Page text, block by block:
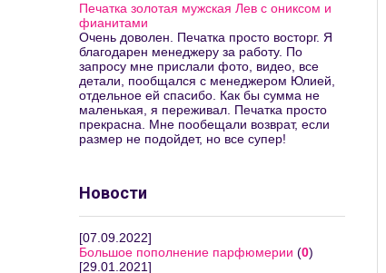
Печатка золотая мужская Лев с ониксом и
фианитами
Очень доволен. Печатка просто восторг. Я
благодарен менеджеру за работу. По
запросу мне прислали фото, видео, все
детали, пообщался с менеджером Юлией,
отдельное ей спасибо. Как бы сумма не
маленькая, я переживал. Печатка просто
прекрасна. Мне пообещали возврат, если
размер не подойдет, но все супер!
Новости
[07.09.2022]
Большое пополнение парфюмерии (0)
[29.01.2021]